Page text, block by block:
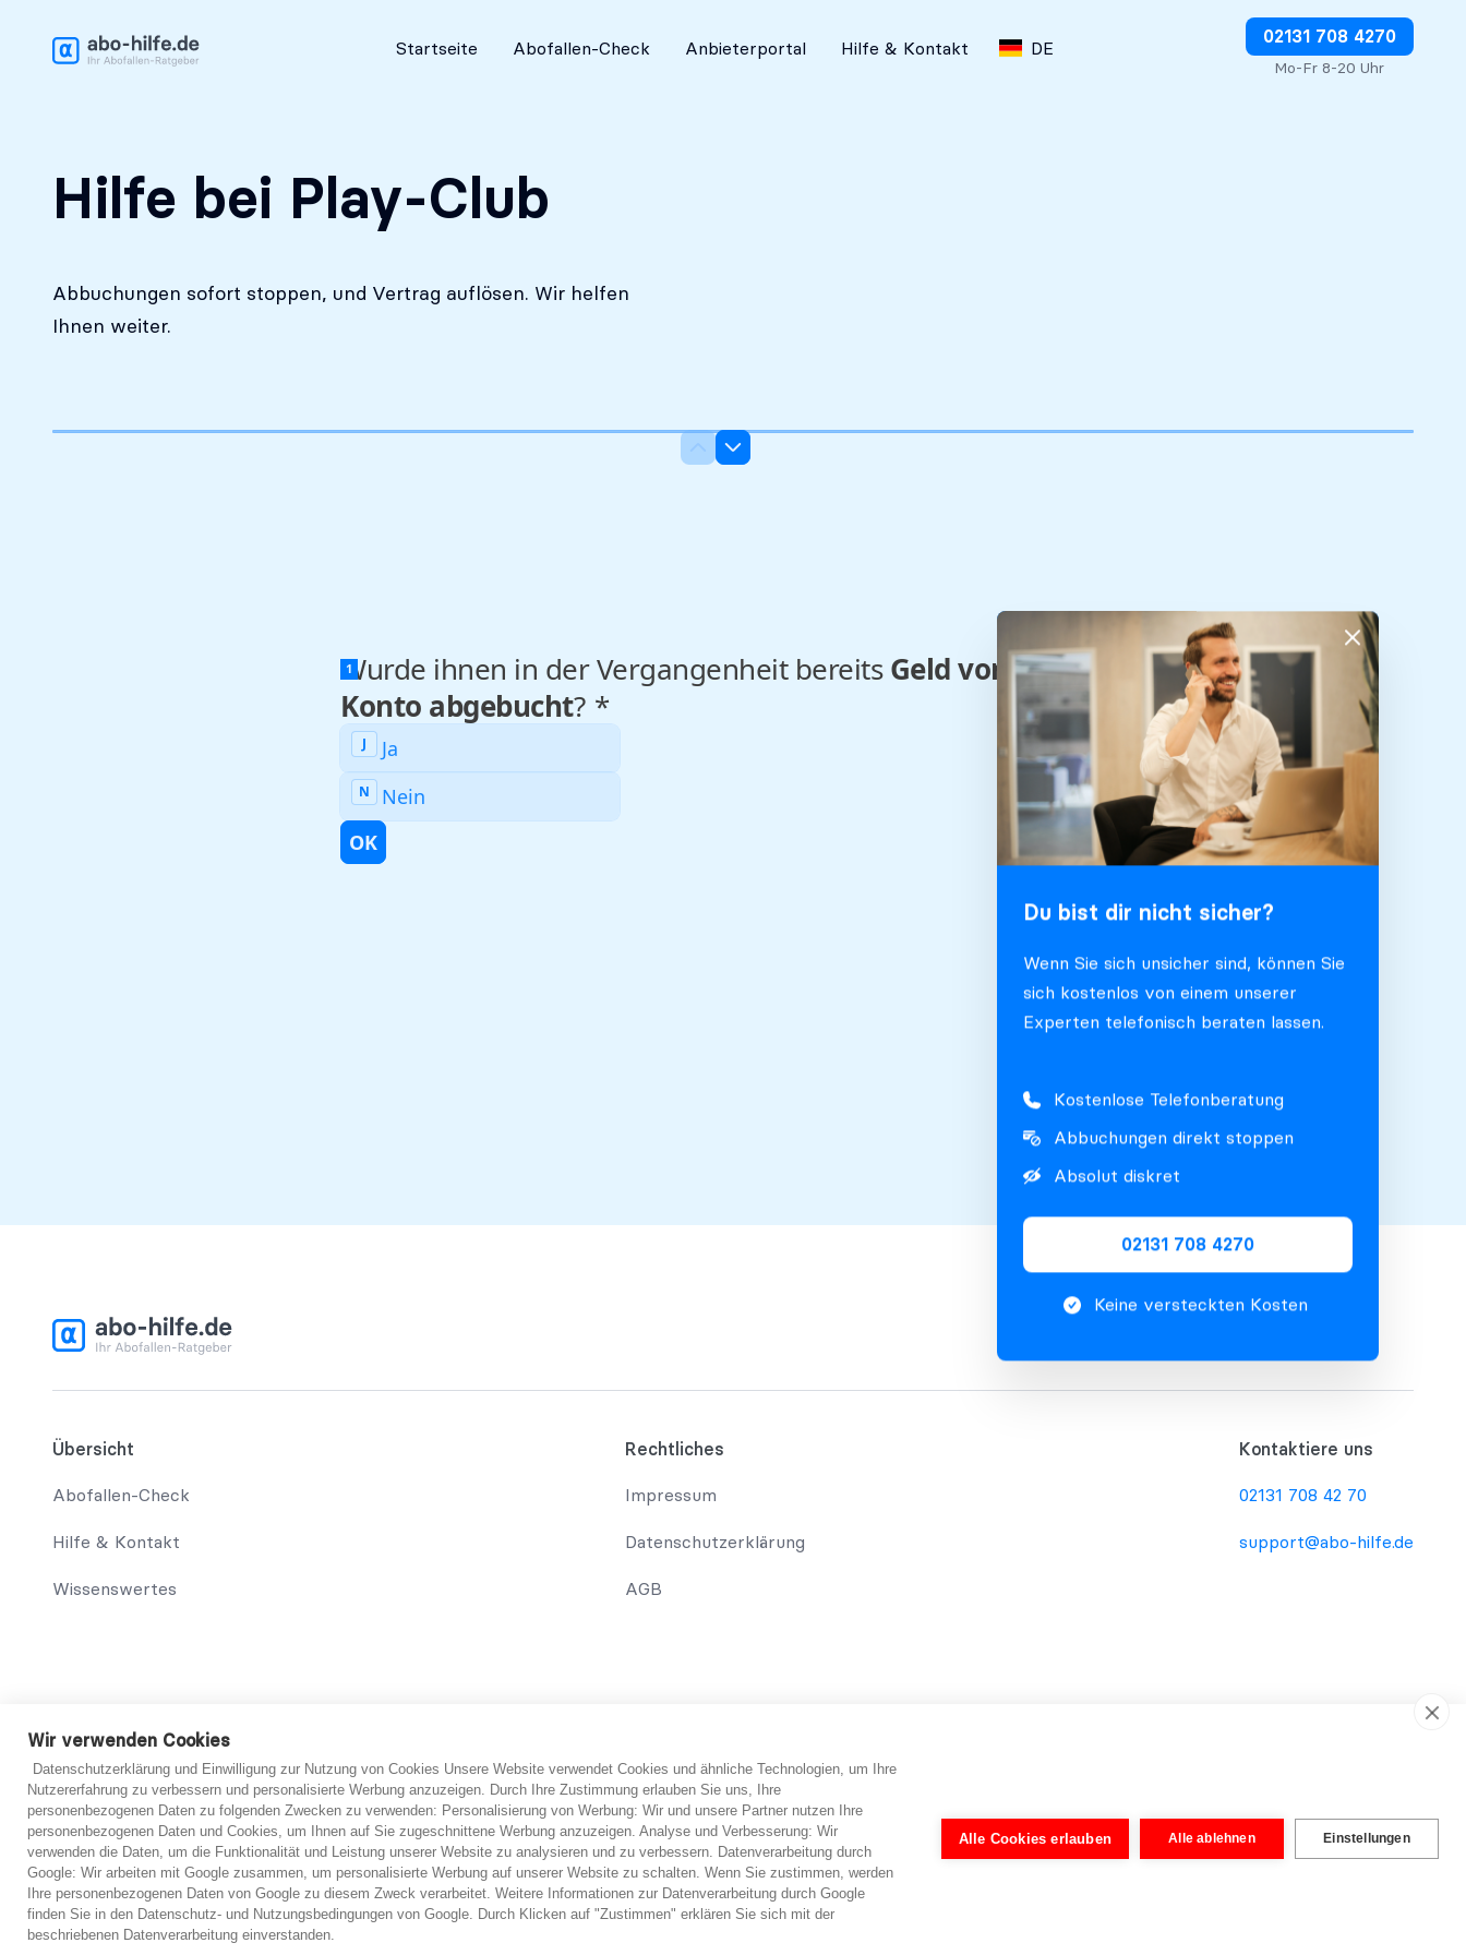
Startseite Abofallen-Check Anbieterportal Hilfe & Kontakt DE
02131 708 4270
Mo-Fr 8-20 Uhr
Abbuchungen direkt stoppen
Hilfe bei Play-Club
Abbuchungen sofort stoppen, und Vertrag auflösen. Wir helfen
Ihnen weiter.
Du bist dir nicht sicher?
Wenn Sie sich unsicher sind, können Sie
sich kostenlos von einem unserer
Experten telefonisch beraten lassen.
Kostenlose Telefonberatung
Abbuchungen direkt stoppen
Absolut diskret
02131 708 4270
Keine versteckten Kosten
Übersicht
Abofallen-Check
Hilfe & Kontakt
Wissenswertes
Rechtliches
Impressum
Datenschutzerklärung
AGB
Kontaktiere uns
02131 708 42 70
support@abo-hilfe.de
*Hinweis: abo-hilfe.de dient als informative Website. Der Verbraucher erhält Informationen und Tipps und Tricks rund um das Thema Verbraucherschutz. Die Informationsweitergabe an den
Verbraucher sowie das Ausfüllen des Fragebogens können ebenfalls telefonisch erfolgen. Dabei erbringt abo-hilfe.de keine Rechtsdienstleistung oder Rechtsberatung. Unabhängig von der
Informationserteilung, werden dem Verbraucher Kontakte zu Rechtsanwälten ermöglicht. Die Fragebögen und Online-Formulare wurden von Rechtsanwälten aufgebaut, um eine vereinfachte
Ersteinschätzung vorzubereiten. Grundsätzlich ist jedoch immer eine individuelle Prüfung in jedem Einzelfall durch einen Anwalt nötig. Erst nach Prüfung der eingereichten Unterlagen kann eine
verbindliche Einschätzung von einem Anwalt getroffen werden.
Wir verwenden Cookies
Datenschutzerklärung und Einwilligung zur Nutzung von Cookies Unsere Website verwendet Cookies und ähnliche Technologien, um Ihre
Nutzererfahrung zu verbessern und personalisierte Werbung anzuzeigen. Durch Ihre Zustimmung erlauben Sie uns, Ihre
personenbezogenen Daten zu folgenden Zwecken zu verwenden: Personalisierung von Werbung: Wir und unsere Partner nutzen Ihre
personenbezogenen Daten und Cookies, um Ihnen auf Sie zugeschnittene Werbung anzuzeigen. Analyse und Verbesserung: Wir
verwenden die Daten, um die Funktionalität und Leistung unserer Website zu analysieren und zu verbessern. Datenverarbeitung durch
Google: Wir arbeiten mit Google zusammen, um personalisierte Werbung auf unserer Website zu schalten. Wenn Sie zustimmen, werden
Ihre personenbezogenen Daten von Google zu diesem Zweck verarbeitet. Weitere Informationen zur Datenverarbeitung durch Google
finden Sie in den Datenschutz- und Nutzungsbedingungen von Google. Durch Klicken auf "Zustimmen" erklären Sie sich mit der
beschriebenen Datenverarbeitung einverstanden.
Alle Cookies erlauben Alle ablehnen Einstellungen